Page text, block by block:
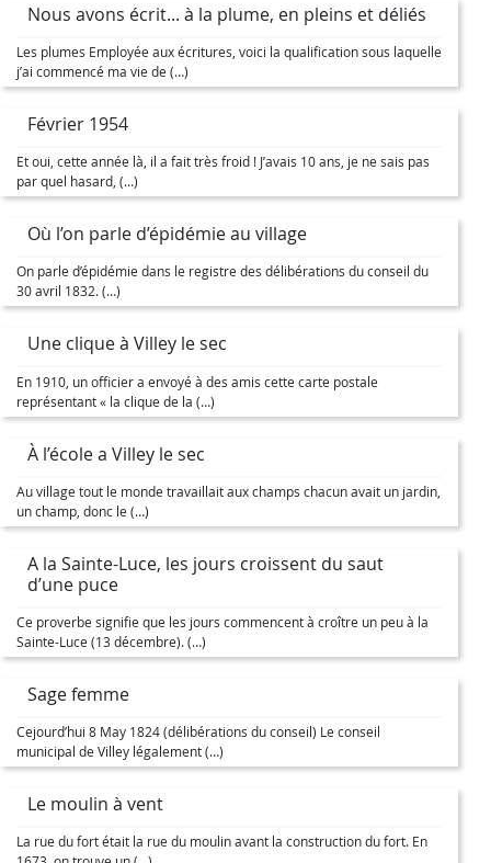
Nous avons écrit... à la plume, en pleins et déliés
Les plumes Employée aux écritures, voici la qualification sous laquelle
j’ai commencé ma vie de (…)
Février 1954
Et oui, cette année là, il a fait très froid ! J’avais 10 ans, je ne sais pas
par quel hasard, (…)
Où l’on parle d’épidémie au village
On parle d’épidémie dans le registre des délibérations du conseil du
30 avril 1832. (…)
Une clique à Villey le sec
En 1910, un officier a envoyé à des amis cette carte postale
représentant « la clique de la (…)
À l’école a Villey le sec
Au village tout le monde travaillait aux champs chacun avait un jardin,
un champ, donc le (…)
A la Sainte-Luce, les jours croissent du saut
d’une puce
Ce proverbe signifie que les jours commencent à croître un peu à la
Sainte-Luce (13 décembre). (…)
Sage femme
Cejourd’hui 8 May 1824 (délibérations du conseil) Le conseil
municipal de Villey légalement (…)
Le moulin à vent
La rue du fort était la rue du moulin avant la construction du fort. En